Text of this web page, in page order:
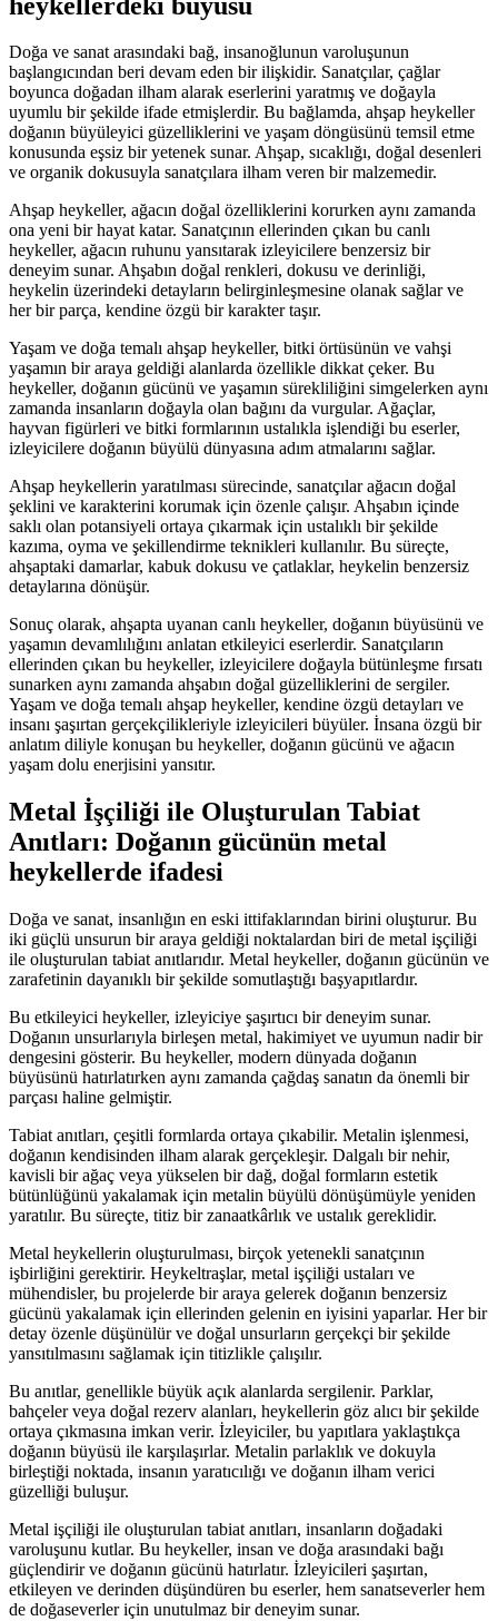
Doğa ve sanat arasındaki bağ, insanoğlunun varoluşunun
başlangıcından beri devam eden bir ilişkidir. Sanatçılar, çağlar
boyunca doğadan ilham alarak eserlerini yaratmış ve doğayla
uyumlu bir şekilde ifade etmişlerdir. Bu bağlamda, ahşap heykeller
doğanın büyüleyici güzelliklerini ve yaşam döngüsünü temsil etme
konusunda eşsiz bir yetenek sunar. Ahşap, sıcaklığı, doğal desenleri
ve organik dokusuyla sanatçılara ilham veren bir malzemedir.
Ahşap heykeller, ağacın doğal özelliklerini korurken aynı zamanda
ona yeni bir hayat katar. Sanatçının ellerinden çıkan bu canlı
heykeller, ağacın ruhunu yansıtarak izleyicilere benzersiz bir
deneyim sunar. Ahşabın doğal renkleri, dokusu ve derinliği,
heykelin üzerindeki detayların belirginleşmesine olanak sağlar ve
her bir parça, kendine özgü bir karakter taşır.
Yaşam ve doğa temalı ahşap heykeller, bitki örtüsünün ve vahşi
yaşamın bir araya geldiği alanlarda özellikle dikkat çeker. Bu
heykeller, doğanın gücünü ve yaşamın sürekliliğini simgelerken aynı
zamanda insanların doğayla olan bağını da vurgular. Ağaçlar,
hayvan figürleri ve bitki formlarının ustalıkla işlendiği bu eserler,
izleyicilere doğanın büyülü dünyasına adım atmalarını sağlar.
Ahşap heykellerin yaratılması sürecinde, sanatçılar ağacın doğal
şeklini ve karakterini korumak için özenle çalışır. Ahşabın içinde
saklı olan potansiyeli ortaya çıkarmak için ustalıklı bir şekilde
kazıma, oyma ve şekillendirme teknikleri kullanılır. Bu süreçte,
ahşaptaki damarlar, kabuk dokusu ve çatlaklar, heykelin benzersiz
detaylarına dönüşür.
Sonuç olarak, ahşapta uyanan canlı heykeller, doğanın büyüsünü ve
yaşamın devamlılığını anlatan etkileyici eserlerdir. Sanatçıların
ellerinden çıkan bu heykeller, izleyicilere doğayla bütünleşme fırsatı
sunarken aynı zamanda ahşabın doğal güzelliklerini de sergiler.
Yaşam ve doğa temalı ahşap heykeller, kendine özgü detayları ve
insanı şaşırtan gerçekçilikleriyle izleyicileri büyüler. İnsana özgü bir
anlatım diliyle konuşan bu heykeller, doğanın gücünü ve ağacın
yaşam dolu enerjisini yansıtır.
Metal İşçiliği ile Oluşturulan Tabiat
Anıtları: Doğanın gücünün metal
heykellerde ifadesi
Doğa ve sanat, insanlığın en eski ittifaklarından birini oluşturur. Bu
iki güçlü unsurun bir araya geldiği noktalardan biri de metal işçiliği
ile oluşturulan tabiat anıtlarıdır. Metal heykeller, doğanın gücünün ve
zarafetinin dayanıklı bir şekilde somutlaştığı başyapıtlardır.
Bu etkileyici heykeller, izleyiciye şaşırtıcı bir deneyim sunar.
Doğanın unsurlarıyla birleşen metal, hakimiyet ve uyumun nadir bir
dengesini gösterir. Bu heykeller, modern dünyada doğanın
büyüsünü hatırlatırken aynı zamanda çağdaş sanatın da önemli bir
parçası haline gelmiştir.
Tabiat anıtları, çeşitli formlarda ortaya çıkabilir. Metalin işlenmesi,
doğanın kendisinden ilham alarak gerçekleşir. Dalgalı bir nehir,
kavisli bir ağaç veya yükselen bir dağ, doğal formların estetik
bütünlüğünü yakalamak için metalin büyülü dönüşümüyle yeniden
yaratılır. Bu süreçte, titiz bir zanaatkârlık ve ustalık gereklidir.
Metal heykellerin oluşturulması, birçok yetenekli sanatçının
işbirliğini gerektirir. Heykeltraşlar, metal işçiliği ustaları ve
mühendisler, bu projelerde bir araya gelerek doğanın benzersiz
gücünü yakalamak için ellerinden gelenin en iyisini yaparlar. Her bir
detay özenle düşünülür ve doğal unsurların gerçekçi bir şekilde
yansıtılmasını sağlamak için titizlikle çalışılır.
Bu anıtlar, genellikle büyük açık alanlarda sergilenir. Parklar,
bahçeler veya doğal rezerv alanları, heykellerin göz alıcı bir şekilde
ortaya çıkmasına imkan verir. İzleyiciler, bu yapıtlara yaklaştıkça
doğanın büyüsü ile karşılaşırlar. Metalin parlaklık ve dokuyla
birleştiği noktada, insanın yaratıcılığı ve doğanın ilham verici
güzelliği buluşur.
Metal işçiliği ile oluşturulan tabiat anıtları, insanların doğadaki
varoluşunu kutlar. Bu heykeller, insan ve doğa arasındaki bağı
güçlendirir ve doğanın gücünü hatırlatır. İzleyicileri şaşırtan,
etkileyen ve derinden düşündüren bu eserler, hem sanatseverler hem
de doğaseverler için unutulmaz bir deneyim sunar.